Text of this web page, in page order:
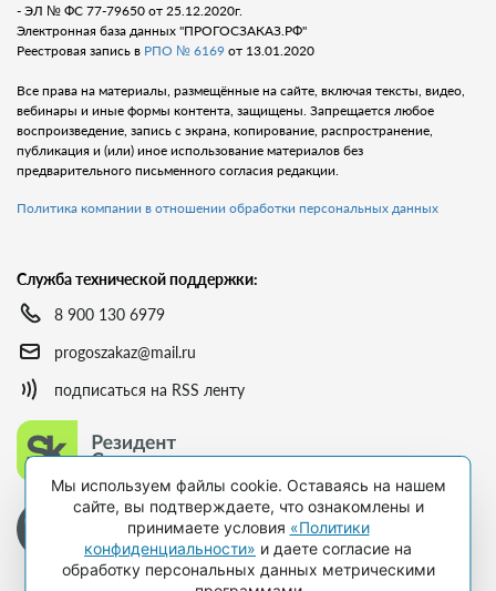
- ЭЛ № ФС 77-79650 от 25.12.2020г.
Электронная база данных "ПРОГОСЗАКАЗ.РФ"
Реестровая запись в РПО № 6169 от 13.01.2020
Все права на материалы, размещённые на сайте, включая тексты, видео,
вебинары и иные формы контента, защищены. Запрещается любое
воспроизведение, запись с экрана, копирование, распространение,
публикация и (или) иное использование материалов без
предварительного письменного согласия редакции.
Политика компании в отношении обработки персональных данных
Служба технической поддержки:
8 900 130 6979
progoszakaz@mail.ru
подписаться на RSS ленту
Мы используем файлы cookie. Оставаясь на нашем
сайте, вы подтверждаете, что ознакомлены и
принимаете условия «Политики
конфиденциальности» и даете согласие на
обработку персональных данных метрическими